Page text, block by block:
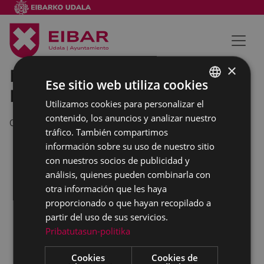
Feria de emprendedores
Proyecto EJE.
07/02/2013
BASQUE
SPANISH
×
Ese sitio web utiliza cookies
Utilizamos cookies para personalizar el
contenido, los anuncios y analizar nuestro
tráfico. También compartimos
información sobre su uso de nuestro sitio
con nuestros socios de publicidad y
análisis, quienes pueden combinarla con
otra información que les haya
proporcionado o que hayan recopilado a
partir del uso de sus servicios.
Pribatutasun-politika
Cookies
Cookies de